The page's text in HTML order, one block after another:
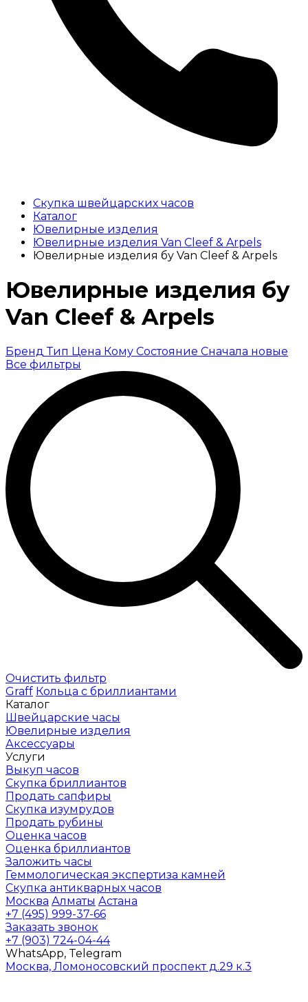
Скупка швейцарских часов
Каталог
Ювелирные изделия
Ювелирные изделия Van Cleef & Arpels
Ювелирные изделия бу Van Cleef & Arpels
Ювелирные изделия бу
Van Cleef & Arpels
Бренд Тип Цена Кому Состояние Сначала новые
Все фильтры
Очистить фильтр
Graff Кольца с бриллиантами
Каталог
Швейцарские часы
Ювелирные изделия
Аксессуары
Услуги
Выкуп часов
Скупка бриллиантов
Продать сапфиры
Скупка изумрудов
Продать рубины
Оценка часов
Оценка бриллиантов
Заложить часы
Геммологическая экспертиза камней
Скупка антикварных часов
Москва Алматы Астана
+7 (495) 999-37-66
Заказать звонок
+7 (903) 724-04-44
WhatsApp, Telegram
Москва, Ломоносовский проспект д.29 к.3